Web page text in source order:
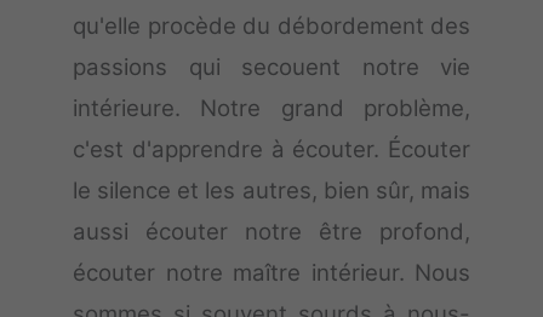
qu'elle procède du débordement des
passions qui secouent notre vie
intérieure. Notre grand problème,
c'est d'apprendre à écouter. Écouter
le silence et les autres, bien sûr, mais
aussi écouter notre être profond,
écouter notre maître intérieur. Nous